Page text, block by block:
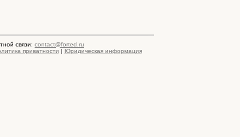
связи: contact@forted.ru
приватности | Юридическая информация